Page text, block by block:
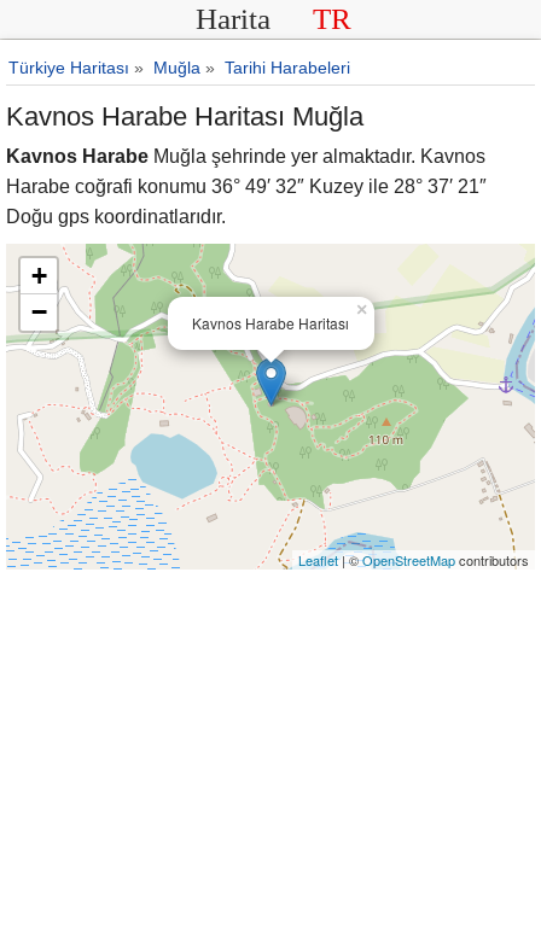
Harita TR
Türkiye Haritası » Muğla » Tarihi Harabeleri
Kavnos Harabe Haritası Muğla
Kavnos Harabe Muğla şehrinde yer almaktadır. Kavnos
Harabe coğrafi konumu 36° 49′ 32″ Kuzey ile 28° 37′ 21″
Doğu gps koordinatlarıdır.
Kavnos Harabe Haritası
×
+
−
Leaflet| ©OpenStreetMapcontributors